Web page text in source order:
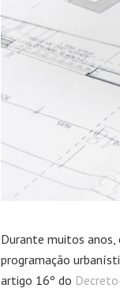
Durante muitos anos,
programação
artigo 16º do